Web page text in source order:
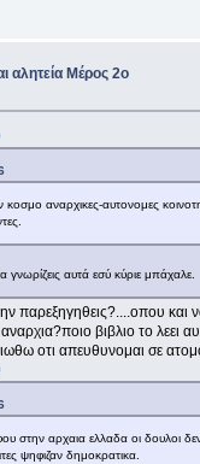
αλητεία Μέρος 2ο
αναρχικες-αυτονομες
γνωρίζεις αυτά εσύ κύριε μπάχαλε.
και
βιβλιο το
οτι απευθυνομαι σε
στην αρχαια ελλαδα οι δουλοι
ψηφιζαν δημοκρατικα.